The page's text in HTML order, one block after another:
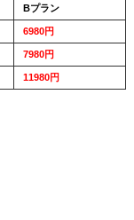
Bプラン
6980円
7980円
11980円